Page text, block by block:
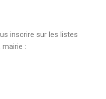
inscrire sur les listes
mairie :